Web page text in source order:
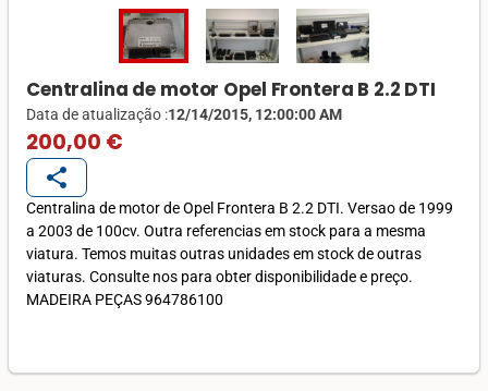
Centralina de motor Opel Frontera B 2.2 DTI
Data de atualização :12/14/2015, 12:00:00 AM
200,00 €
share
Centralina de motor de Opel Frontera B 2.2 DTI. Versao de 1999
a 2003 de 100cv. Outra referencias em stock para a mesma
viatura. Temos muitas outras unidades em stock de outras
viaturas. Consulte nos para obter disponibilidade e preço.
MADEIRA PEÇAS 964786100